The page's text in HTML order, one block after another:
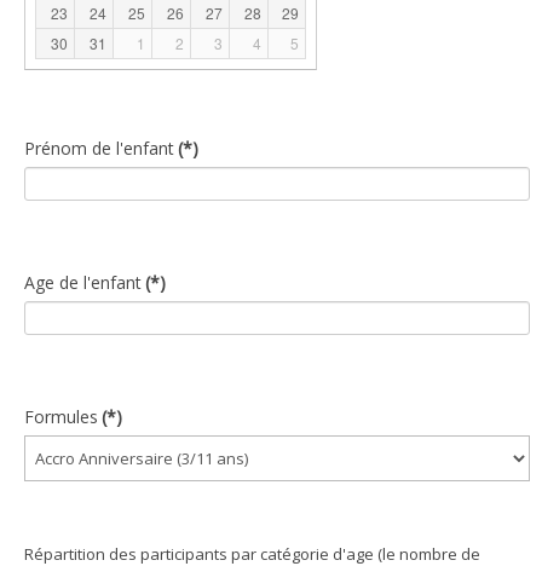
23
24 25 26 27 28
29
30
31 1 2 3 4 5
Prénom de l'enfant(*)
Age de l'enfant(*)
Formules (*)
Répartition des participants par catégorie d'age (le nombre de